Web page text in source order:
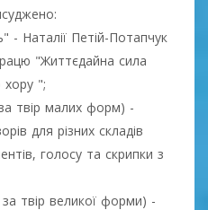
- Наталії Петій-Потапчук
"Життєдайна сила
хору ";
твір малих форм) -
для різних складів
голосу та скрипки з
твір великої форми) -